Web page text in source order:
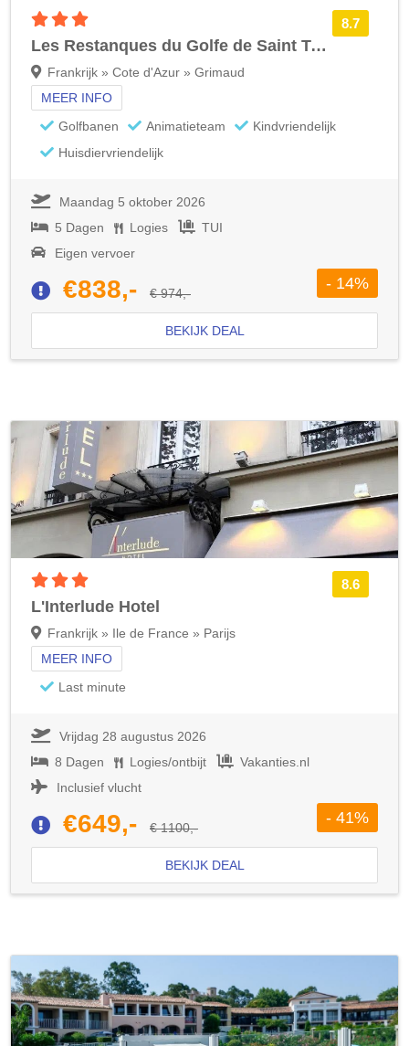
8.7
Les Restanques du Golfe de Saint Tropez
Frankrijk » Cote d'Azur » Grimaud
MEER INFO
Golfbanen
Animatieteam
Kindvriendelijk
Huisdiervriendelijk
Maandag 5 oktober 2026
5 Dagen
Logies
TUI
Eigen vervoer
€838,- € 974,-
- 14%
BEKIJK DEAL
8.6
L'Interlude Hotel
Frankrijk » Ile de France » Parijs
MEER INFO
Last minute
Vrijdag 28 augustus 2026
8 Dagen
Logies/ontbijt
Vakanties.nl
Inclusief vlucht
€649,- € 1100,-
- 41%
BEKIJK DEAL